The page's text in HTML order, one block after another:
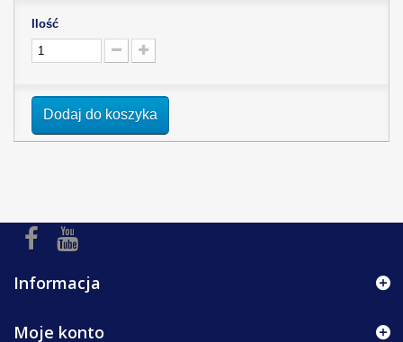
Ilość
Dodaj do koszyka
Informacja
Moje konto